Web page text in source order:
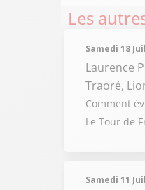
Les
Samedi 18
Laurence
Traoré,
Comment
Le Tour de
Samedi 11